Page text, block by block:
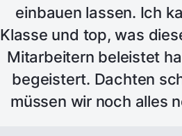
einbauen lassen. Ich
Klasse und top, was
Mitarbeitern beleistet
begeistert. Dachten
müssen wir noch alles